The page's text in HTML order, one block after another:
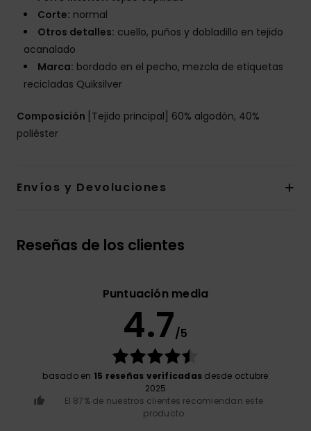
Corte: normal
Otros detalles: cuello, puños y dobladillo en tejido
acanalado
Marca: bordado en el pecho, mezcla de etiquetas
recicladas Quiksilver
Composición [Tejido principal] 60% algodón, 40%
poliéster
Envíos y Devoluciones
Reseñas de los clientes
Puntuación media
4.7/5
basado en 15 reseñas verificadas desde octubre
2025
El 87% de nuestros clientes recomiendan este
producto